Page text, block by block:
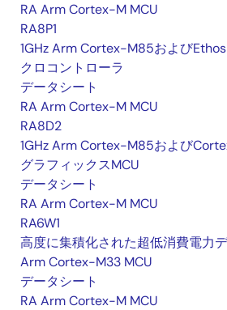
RA Arm Cortex-M MCU
RA8P1
1GHz Arm Cortex-M85および
クロコントローラ
データシート
RA Arm Cortex-M MCU
RA8D2
1GHz Arm Cortex-M85および
グラフィックスMCU
データシート
RA Arm Cortex-M MCU
RA6W1
高度に集積化された超低消費電力
Arm Cortex-M33 MCU
データシート
RA Arm Cortex-M MCU